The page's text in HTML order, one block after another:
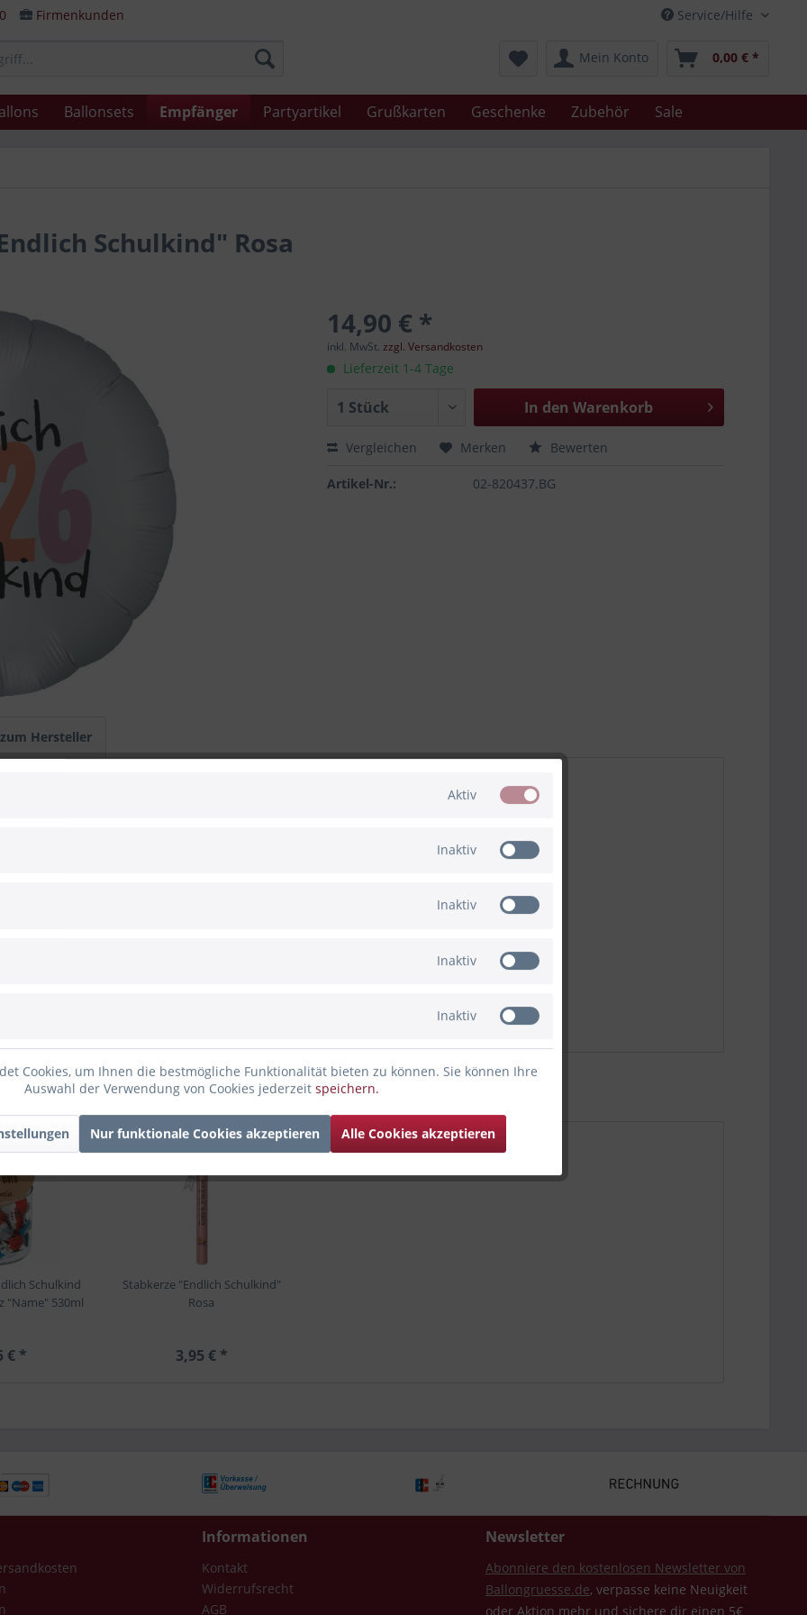
Service/Hilfe
Firmenkunden
Mein Konto 0,00 € *
Ballonsets Empfänger Partyartikel Grußkarten Geschenke Zubehör Sale
Schulkind" Rosa
14,90 € *
inkl. MwSt.zzgl. Versandkosten
Lieferzeit 1-4 Tage
In den Warenkorb
Vergleichen Merken Bewerten
Artikel-Nr.: 02-820437.BG
Hersteller
Rosa
den großen Schritt in die Schulwelt mit unserem farbenfrohen Ballon.
unvergesslich zu machen.
Schulkind
"Name" 530ml
€ *
Stabkerze "Endlich Schulkind"
Rosa
3,95 € *
Informationen
Kontakt
Widerrufsrecht
AGB
Newsletter
Abonniere den kostenlosen Newsletter von
Ballongruesse.de, verpasse keine Neuigkeit
oder Aktion mehr und sichere dir einen 5€
Aktiv
Inaktiv
Inaktiv
Inaktiv
Inaktiv
Cookies, um Ihnen die bestmögliche Funktionalität bieten zu können. Sie können Ihre
Auswahl der Verwendung von Cookies jederzeit speichern.
Nur funktionale Cookies akzeptieren Alle Cookies akzeptieren